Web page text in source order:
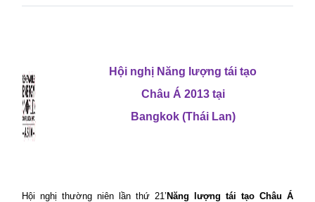
Hội nghị Năng lượng tái tạo
Châu Á 2013 tại
Bangkok (Thái Lan)
Hội nghị thường niên lần thứ 21’ Năng lượng tái tạo Châu Á